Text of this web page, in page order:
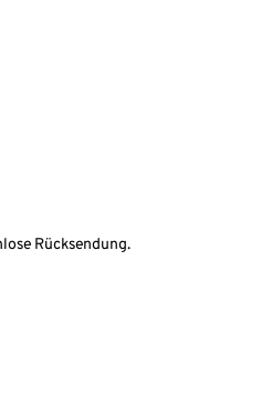
Rücksendung.